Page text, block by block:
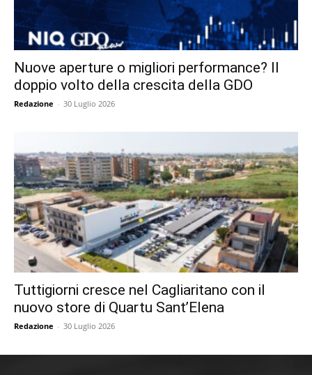
Nuove aperture o migliori performance? Il
doppio volto della crescita della GDO
Redazione - 30 Luglio 2026
Tuttigiorni cresce nel Cagliaritano con il
nuovo store di Quartu Sant’Elena
Redazione - 30 Luglio 2026